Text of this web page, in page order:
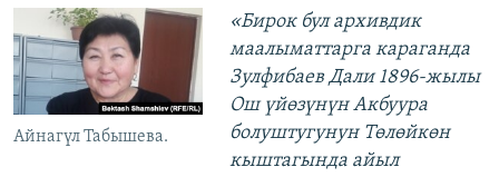
Айнагүл Табышева.
«Бирок бул архивдик
маалыматтарга караганда
Зулфибаев Дали 1896-жылы
Ош үйөзүнүн Акбуура
болуштугунун Төлөйкөн
кыштагында айыл